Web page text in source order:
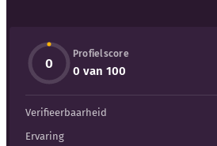
Kennisbank
Blog
0
Profielscore
0 van 100
Verifieerbaarheid
Ervaring